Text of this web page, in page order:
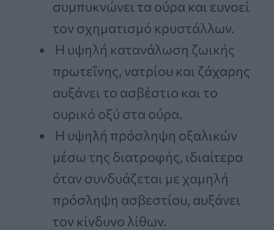
συμπυκνώνει τα ούρα και ευνοεί
τον σχηματισμό κρυστάλλων.
Η υψηλή κατανάλωση ζωικής
πρωτεΐνης, νατρίου και ζάχαρης
αυξάνει το ασβέστιο και το
ουρικό οξύ στα ούρα.
Η υψηλή πρόσληψη οξαλικών
μέσω της διατροφής, ιδιαίτερα
όταν συνδυάζεται με χαμηλή
πρόσληψη ασβεστίου, αυξάνει
τον κίνδυνο λίθων.